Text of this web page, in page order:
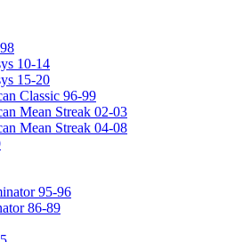
10-14
15-20
Classic 96-99
Mean Streak 02-03
Mean Streak 04-08
95-96
86-89